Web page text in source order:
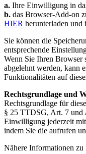
a. Ihre Einwilligung in
b. das Browser-Add-on
HIER herunterladen und
Sie können die
entsprechende
Wenn Sie Ihren Browser
abgelehnt werden, kann
Funktionalitäten auf
Rechtsgrundlage und
Rechtsgrundlage für
§ 25 TTDSG, Art. 7 und
Einwilligung jederzeit
indem Sie die aufrufen
Nähere Informationen